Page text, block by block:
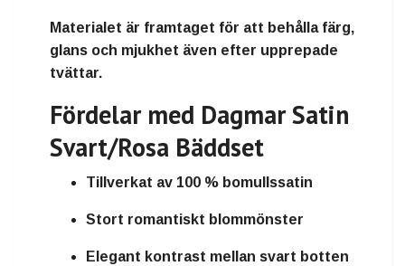
Materialet är framtaget för att behålla färg,
glans och mjukhet även efter upprepade
tvättar.
Fördelar med Dagmar Satin
Svart/Rosa Bäddset
Tillverkat av 100 % bomullssatin
Stort romantiskt blommönster
Elegant kontrast mellan svart botten